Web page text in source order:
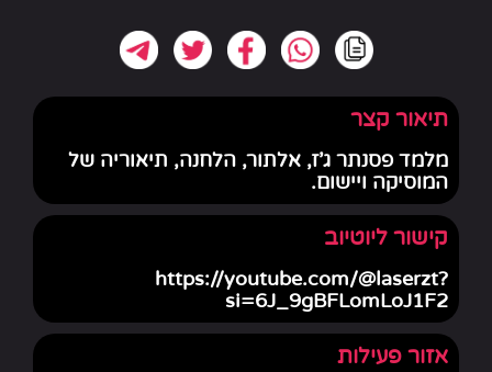
תיאור קצר
מלמד פסנתר ג'ז, אלתור, הלחנה, תיאוריה של
המוסיקה ויישום.
קישור ליוטיוב
https://youtube.com/@laserzt?
si=6J_9gBFLomLoJ1F2
אזור פעילות